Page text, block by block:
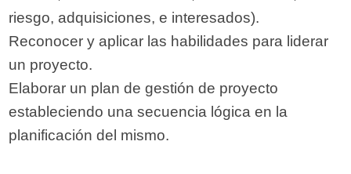
riesgo, adquisiciones, e interesados).
Reconocer y aplicar las habilidades para liderar
un proyecto.
Elaborar un plan de gestión de proyecto
estableciendo una secuencia lógica en la
planificación del mismo.